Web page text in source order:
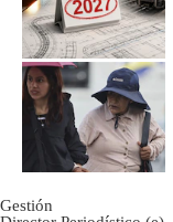
Gestión